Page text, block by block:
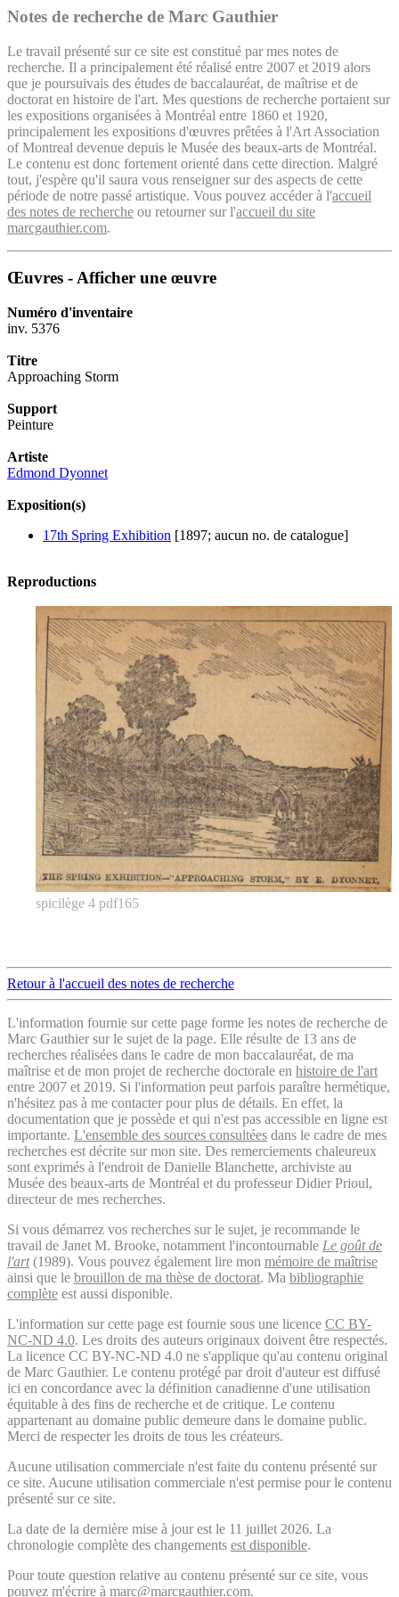
Notes de recherche de Marc Gauthier
Le travail présenté sur ce site est constitué par mes notes de
recherche. Il a principalement été réalisé entre 2007 et 2019 alors
que je poursuivais des études de baccalauréat, de maîtrise et de
doctorat en histoire de l'art. Mes questions de recherche portaient sur
les expositions organisées à Montréal entre 1860 et 1920,
principalement les expositions d'œuvres prêtées à l'Art Association
of Montreal devenue depuis le Musée des beaux-arts de Montréal.
Le contenu est donc fortement orienté dans cette direction. Malgré
tout, j'espère qu'il saura vous renseigner sur des aspects de cette
période de notre passé artistique. Vous pouvez accéder à l'accueil
des notes de recherche ou retourner sur l'accueil du site
marcgauthier.com.
Œuvres - Afficher une œuvre
Numéro d'inventaire
inv. 5376
Titre
Approaching Storm
Support
Peinture
Artiste
Edmond Dyonnet
Exposition(s)
17th Spring Exhibition [1897; aucun no. de catalogue]
Reproductions
spicilège 4 pdf165
Retour à l'accueil des notes de recherche
L'information fournie sur cette page forme les notes de recherche de
Marc Gauthier sur le sujet de la page. Elle résulte de 13 ans de
recherches réalisées dans le cadre de mon baccalauréat, de ma
maîtrise et de mon projet de recherche doctorale en histoire de l'art
entre 2007 et 2019. Si l'information peut parfois paraître hermétique,
n'hésitez pas à me contacter pour plus de détails. En effet, la
documentation que je possède et qui n'est pas accessible en ligne est
importante. L'ensemble des sources consultées dans le cadre de mes
recherches est décrite sur mon site. Des remerciements chaleureux
sont exprimés à l'endroit de Danielle Blanchette, archiviste au
Musée des beaux-arts de Montréal et du professeur Didier Prioul,
directeur de mes recherches.
Si vous démarrez vos recherches sur le sujet, je recommande le
travail de Janet M. Brooke, notamment l'incontournable Le goût de
l'art(1989). Vous pouvez également lire mon mémoire de maîtrise
ainsi que le brouillon de ma thèse de doctorat. Ma bibliographie
complète est aussi disponible.
L'information sur cette page est fournie sous une licence CC BY-
NC-ND 4.0. Les droits des auteurs originaux doivent être respectés.
La licence CC BY-NC-ND 4.0 ne s'applique qu'au contenu original
de Marc Gauthier. Le contenu protégé par droit d'auteur est diffusé
ici en concordance avec la définition canadienne d'une utilisation
équitable à des fins de recherche et de critique. Le contenu
appartenant au domaine public demeure dans le domaine public.
Merci de respecter les droits de tous les créateurs.
Aucune utilisation commerciale n'est faite du contenu présenté sur
ce site. Aucune utilisation commerciale n'est permise pour le contenu
présenté sur ce site.
La date de la dernière mise à jour est le 11 juillet 2026. La
chronologie complète des changements est disponible.
Pour toute question relative au contenu présenté sur ce site, vous
pouvez m'écrire à marc@marcgauthier.com.